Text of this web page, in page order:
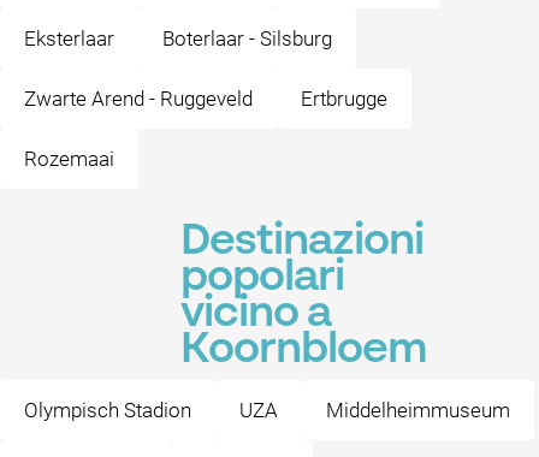
Eksterlaar Boterlaar - Silsburg
Zwarte Arend - Ruggeveld Ertbrugge
Rozemaai
Destinazioni
popolari
vicino a
Koornbloem
Olympisch Stadion UZA Middelheimmuseum